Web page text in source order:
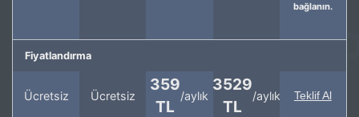
bağlanın.
Fiyatlandırma
Ücretsiz Ücretsiz
359
TL
/aylık
3529
TL
/aylık Teklif Al